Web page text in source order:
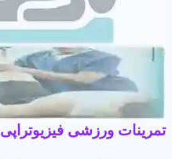
تمرینات ورزشی فیزیوتراپی